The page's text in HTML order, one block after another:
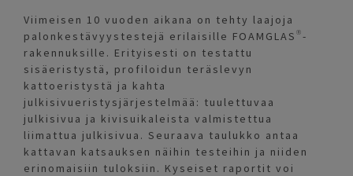
Viimeisen 10 vuoden aikana on tehty laajoja
palonkestävyystestejä erilaisille FOAMGLAS®-
rakennuksille. Erityisesti on testattu
sisäeristystä, profiloidun teräslevyn
kattoeristystä ja kahta
julkisivueristysjärjestelmää: tuulettuvaa
julkisivua ja kivisuikaleista valmistettua
liimattua julkisivua. Seuraava taulukko antaa
kattavan katsauksen näihin testeihin ja niiden
erinomaisiin tuloksiin. Kyseiset raportit voi